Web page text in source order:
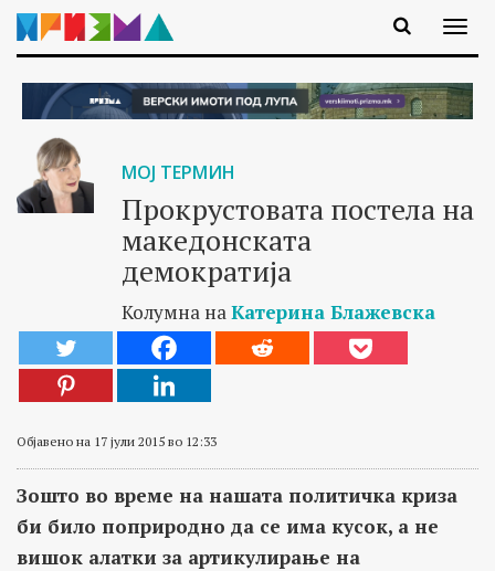
МОЈ ТЕРМИН
Прокрустовата постела на
македонската
демократија
Колумна наКатерина Блажевска
Објавено на 17 јули 2015 во 12:33
Зошто во време на нашата политичка криза
би било поприродно да се има кусок, а не
вишок алатки за артикулирање на